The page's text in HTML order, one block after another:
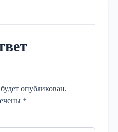
опубликован.
*